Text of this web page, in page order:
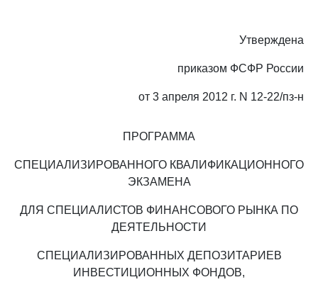
Утверждена
приказом ФСФР России
от 3 апреля 2012 г. N 12-22/пз-н
ПРОГРАММА
СПЕЦИАЛИЗИРОВАННОГО КВАЛИФИКАЦИОННОГО
ЭКЗАМЕНА
ДЛЯ СПЕЦИАЛИСТОВ ФИНАНСОВОГО РЫНКА ПО
ДЕЯТЕЛЬНОСТИ
СПЕЦИАЛИЗИРОВАННЫХ ДЕПОЗИТАРИЕВ
ИНВЕСТИЦИОННЫХ ФОНДОВ,